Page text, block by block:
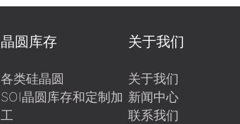
晶圆库存
各类硅晶圆
SOI晶圆库存和定制加
工
关于我们
关于我们
新闻中心
联系我们